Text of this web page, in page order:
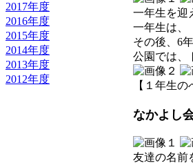
2017年度
2016年度
2015年度
2014年度
2013年度
2012年度
一年生を迎
一年生は、
その後、6
公園では、
【１年生の
なかよし
友達の名前